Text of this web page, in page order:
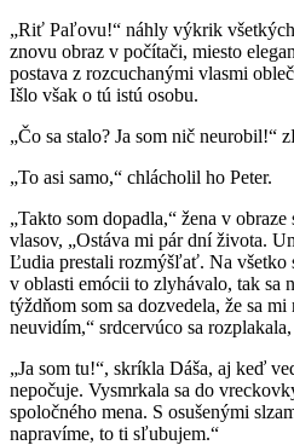
„Riť Paľovu!“ náhly výkrik
znovu obraz v počítači, miesto
postava z rozcuchanými vlasmi
Išlo však o tú istú osobu.
„Čo sa stalo? Ja som nič neurobil!“
„To asi samo,“ chlácholil ho Peter.
„Takto som dopadla,“ žena v
vlasov, „Ostáva mi pár dní života.
Ľudia prestali rozmýšľať. Na všetko
v oblasti emócii to zlyhávalo, tak sa
týždňom som sa dozvedela, že sa
neuvidím,“ srdcervúco sa
„Ja som tu!“, skríkla Dáša, aj keď
nepočuje. Vysmrkala sa do
spoločného mena. S osušenými
napravíme, to ti sľubujem.“